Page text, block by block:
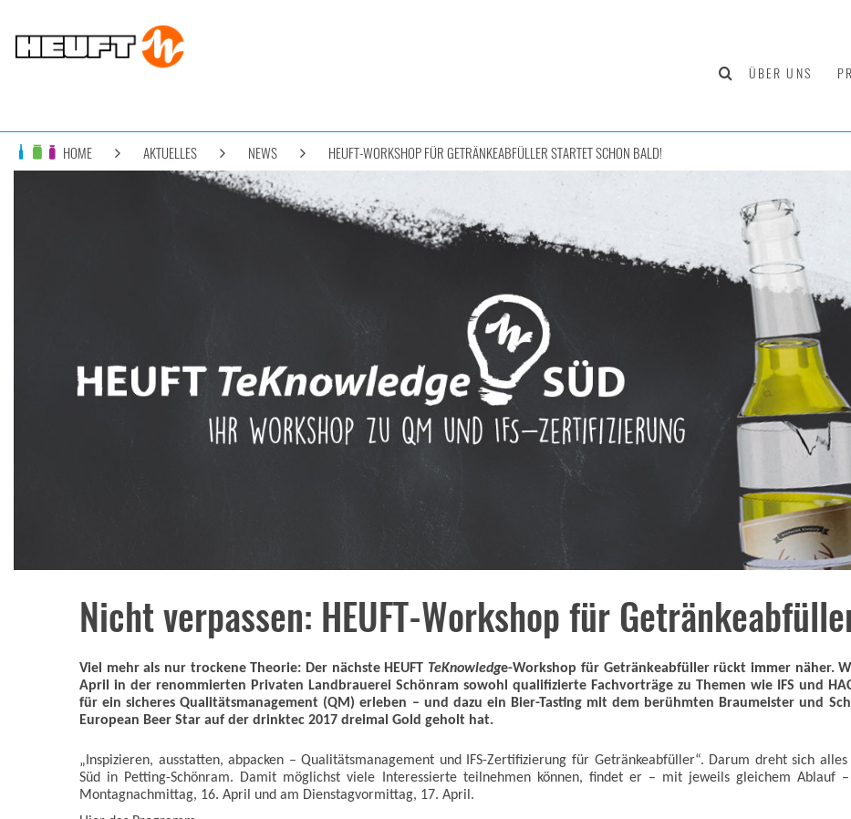
ÜBER UNS
HOME AKTUELLES NEWS HEUFT-WORKSHOP FÜR GETRÄNKEABFÜLLER STARTET SCHON BALD!
Nicht verpassen: HEUFT-Workshop für
Viel mehr als nur trockene Theorie: Der nächste HEUFT TeKnowledge-Workshop für Getränkeabfüller rückt immer näher.
April in der renommierten Privaten Landbrauerei Schönram sowohl qualifizierte Fachvorträge zu Themen wie IFS und
für ein sicheres Qualitätsmanagement (QM) erleben – und dazu ein Bier-Tasting mit dem berühmten Braumeister und
European Beer Star auf der drinktec 2017 dreimal Gold geholt hat.
„Inspizieren, ausstatten, abpacken – Qualitätsmanagement und IFS-Zertifizierung für Getränkeabfüller“. Darum dreht sich alles
Süd in Petting-Schönram. Damit möglichst viele Interessierte teilnehmen können, findet er – mit jeweils gleichem Ablauf
Montagnachmittag, 16. April und am Dienstagvormittag, 17. April.